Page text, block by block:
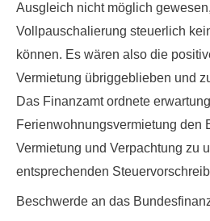
Ausgleich nicht möglich
Vollpauschalierung steuerlich
können. Es wären also die
Vermietung übriggeblieben und
Das Finanzamt ordnete
Ferienwohnungsvermietung den
Vermietung und Verpachtung zu
entsprechenden
Beschwerde an das